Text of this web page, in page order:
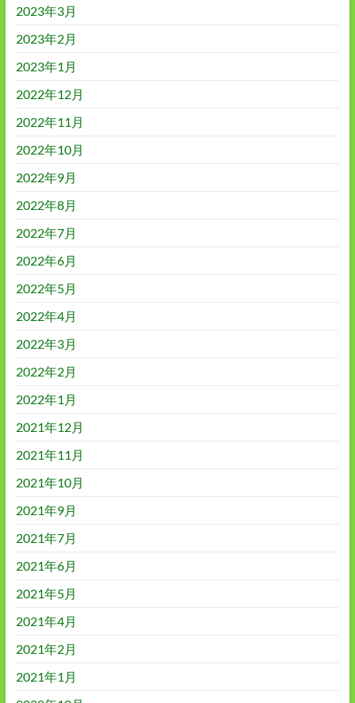
2023年3月
2023年2月
2023年1月
2022年12月
2022年11月
2022年10月
2022年9月
2022年8月
2022年7月
2022年6月
2022年5月
2022年4月
2022年3月
2022年2月
2022年1月
2021年12月
2021年11月
2021年10月
2021年9月
2021年7月
2021年6月
2021年5月
2021年4月
2021年2月
2021年1月